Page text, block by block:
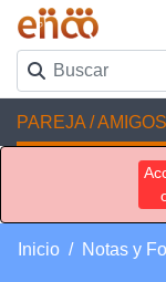
PAREJA / AMIGOS
Inicio Notas y